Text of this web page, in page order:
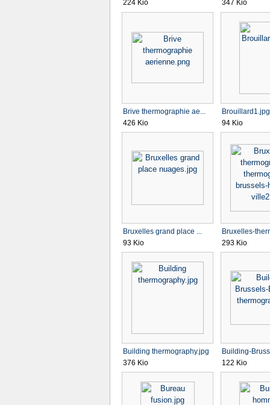
224 Kio 347 Kio
Brive thermographie ae...
426 Kio
Brouillard1.jpg
94 Kio
Bruxelles grand place ...
93 Kio
Bruxelles-
293 Kio
Building thermography.jpg
376 Kio
Building-
122 Kio